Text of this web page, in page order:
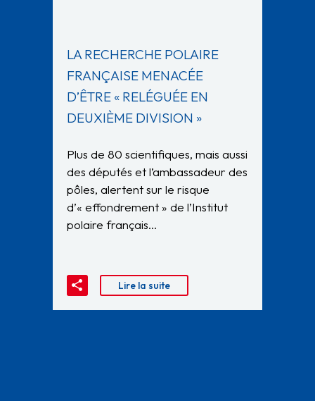
LA RECHERCHE POLAIRE
FRANÇAISE MENACÉE
D’ÊTRE « RELÉGUÉE EN
DEUXIÈME DIVISION »
Plus de 80 scientifiques, mais aussi
des députés et l’ambassadeur des
pôles, alertent sur le risque
d’« effondrement » de l’Institut
polaire français…
Lire la suite